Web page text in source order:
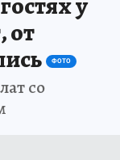
от
ФОТО
со